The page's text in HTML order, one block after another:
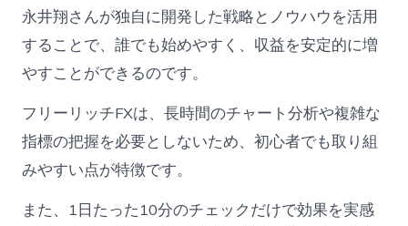
永井翔さんが独自に開発した戦略とノウハウを活用
することで、誰でも始めやすく、収益を安定的に増
やすことができるのです。
フリーリッチFXは、長時間のチャート分析や複雑な
指標の把握を必要としないため、初心者でも取り組
みやすい点が特徴です。
また、1日たった10分のチェックだけで効果を実感